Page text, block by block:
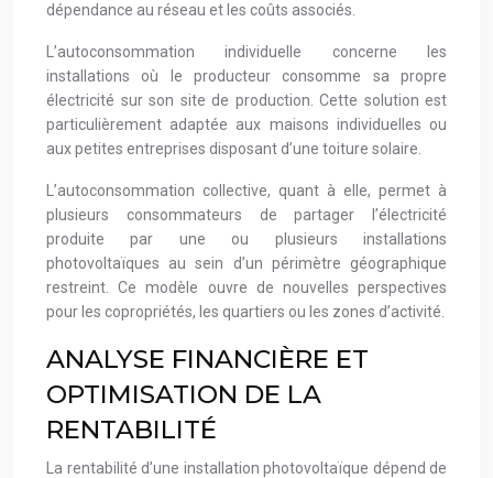
dépendance au réseau et les coûts associés.
L’autoconsommation individuelle concerne les
installations où le producteur consomme sa propre
électricité sur son site de production. Cette solution est
particulièrement adaptée aux maisons individuelles ou
aux petites entreprises disposant d’une toiture solaire.
L’autoconsommation collective, quant à elle, permet à
plusieurs consommateurs de partager l’électricité
produite par une ou plusieurs installations
photovoltaïques au sein d’un périmètre géographique
restreint. Ce modèle ouvre de nouvelles perspectives
pour les copropriétés, les quartiers ou les zones d’activité.
ANALYSE FINANCIÈRE ET
OPTIMISATION DE LA
RENTABILITÉ
La rentabilité d’une installation photovoltaïque dépend de